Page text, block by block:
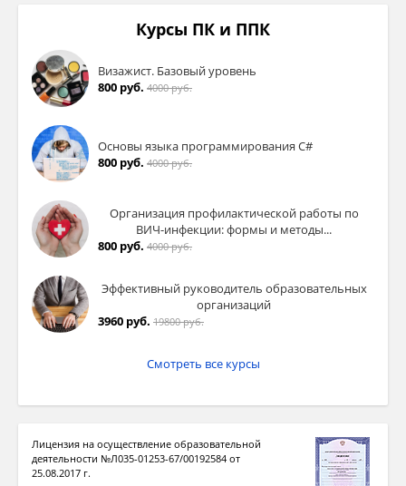
Курсы ПК и ППК
Визажист. Базовый уровень
800 руб. 4000 руб.
Основы языка программирования C#
800 руб. 4000 руб.
Организация профилактической работы по
ВИЧ-инфекции: формы и методы...
800 руб. 4000 руб.
Эффективный руководитель образовательных
организаций
3960 руб. 19800 руб.
Смотреть все курсы
Лицензия на осуществление образовательной
деятельности №Л035-01253-67/00192584 от
25.08.2017 г.